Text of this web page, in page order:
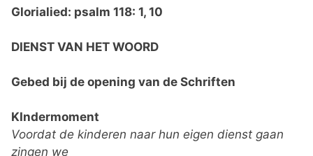
Glorialied: psalm 118: 1, 10
DIENST VAN HET WOORD
Gebed bij de opening van de Schriften
KIndermoment
Voordat de kinderen naar hun eigen dienst gaan
zingen we